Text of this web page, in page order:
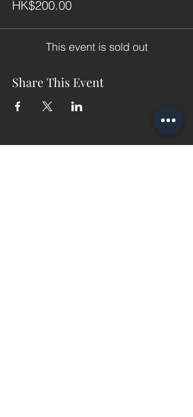
HK$200.00
This event is sold out
Share This Event